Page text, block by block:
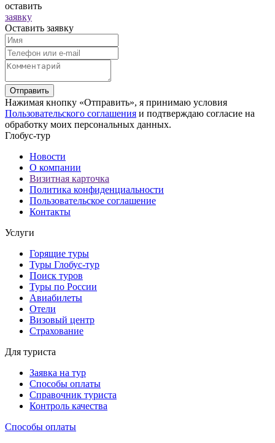
оставить
заявку
Оставить заявку
Отправить
Нажимая кнопку «Отправить», я принимаю условия
Пользовательского соглашения и подтверждаю согласие на
обработку моих персональных данных.
Глобус-тур
Новости
О компании
Визитная карточка
Политика конфиденциальности
Пользовательское соглашение
Контакты
Услуги
Горящие туры
Туры Глобус-тур
Поиск туров
Туры по России
Авиабилеты
Отели
Визовый центр
Страхование
Для туриста
Заявка на тур
Способы оплаты
Справочник туриста
Контроль качества
Способы оплаты